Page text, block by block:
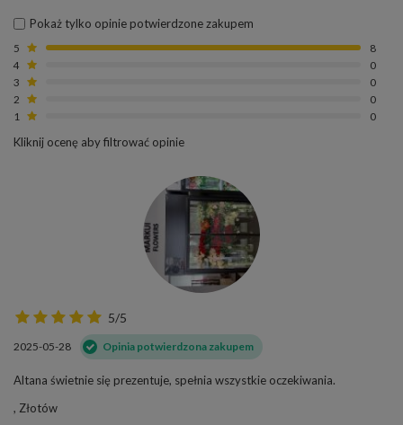
Pokaż tylko opinie potwierdzone zakupem
5
8
4
0
3
0
2
0
1
0
Kliknij ocenę aby filtrować opinie
5/5
2025-05-28 Opinia potwierdzona zakupem
Altana świetnie się prezentuje, spełnia wszystkie oczekiwania.
, Złotów